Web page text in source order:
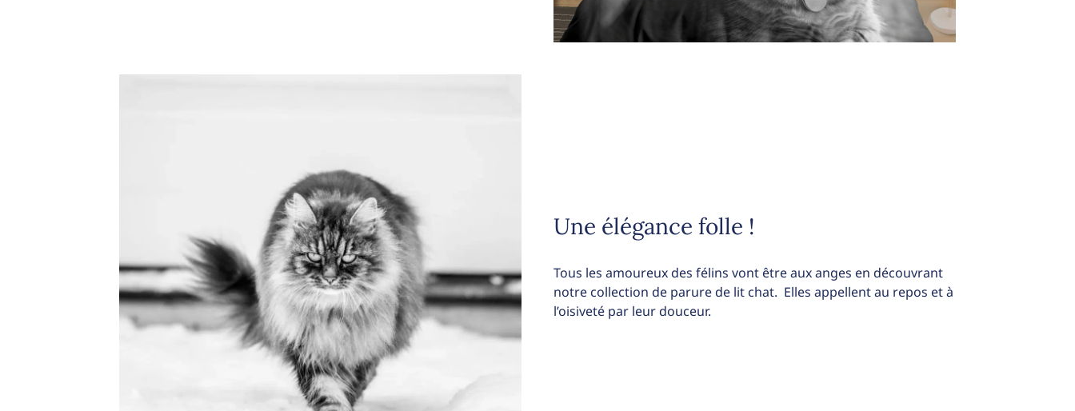
Une élégance folle !
Tous les amoureux des félins vont être aux anges en découvrant
notre collection de parure de lit chat. Elles appellent au repos et à
l’oisiveté par leur douceur.